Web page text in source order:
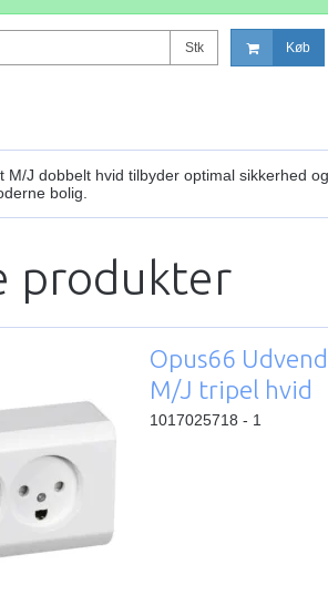
Stk Køb
M/J dobbelt hvid tilbyder optimal sikkerhed
bolig.
produkter
Opus66
M/J tripel hvid
1017025718 - 1